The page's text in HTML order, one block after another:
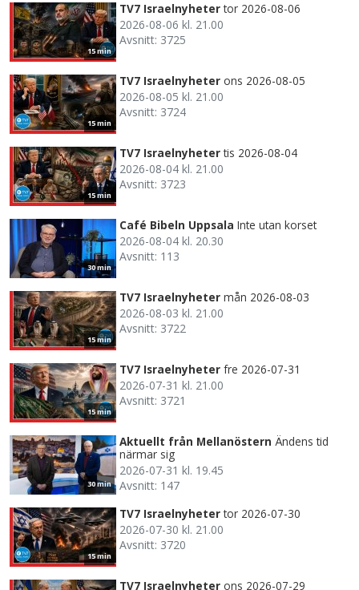
15 min
TV7 Israelnyheter tor 2026-08-06
2026-08-06 kl. 21.00
Avsnitt: 3725
15 min
TV7 Israelnyheter ons 2026-08-05
2026-08-05 kl. 21.00
Avsnitt: 3724
15 min
TV7 Israelnyheter tis 2026-08-04
2026-08-04 kl. 21.00
Avsnitt: 3723
30 min
Café Bibeln Uppsala Inte utan korset
2026-08-04 kl. 20.30
Avsnitt: 113
15 min
TV7 Israelnyheter mån 2026-08-03
2026-08-03 kl. 21.00
Avsnitt: 3722
15 min
TV7 Israelnyheter fre 2026-07-31
2026-07-31 kl. 21.00
Avsnitt: 3721
30 min
Aktuellt från Mellanöstern Ändens tid
närmar sig
2026-07-31 kl. 19.45
Avsnitt: 147
15 min
TV7 Israelnyheter tor 2026-07-30
2026-07-30 kl. 21.00
Avsnitt: 3720
TV7 Israelnyheter ons 2026-07-29